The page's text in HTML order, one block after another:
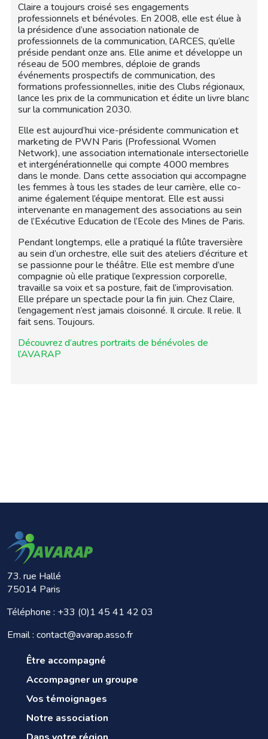
Claire a toujours croisé ses engagements
professionnels et bénévoles. En 2008, elle est élue à
la présidence d’une association nationale de
professionnels de la communication, l’ARCES, qu’elle
préside pendant onze ans. Elle anime et développe un
réseau de 500 membres, déploie de grands
événements prospectifs de communication, des
formations professionnelles, initie des Clubs régionaux,
lance les prix de la communication et édite un livre blanc
sur la communication 2030.
Elle est aujourd’hui vice-présidente communication et
marketing de PWN Paris (Professional Women
Network), une association internationale intersectorielle
et intergénérationnelle qui compte 4000 membres
dans le monde. Dans cette association qui accompagne
les femmes à tous les stades de leur carrière, elle co-
anime également l’équipe mentorat. Elle est aussi
intervenante en management des associations au sein
de l’Exécutive Education de l’Ecole des Mines de Paris.
Pendant longtemps, elle a pratiqué la flûte traversière
au sein d’un orchestre, elle suit des ateliers d’écriture et
se passionne pour le théâtre. Elle est membre d’une
compagnie où elle pratique l’expression corporelle,
travaille sa voix et sa posture, fait de l’improvisation.
Elle prépare un spectacle pour la fin juin. Chez Claire,
l’engagement n’est jamais cloisonné. Il circule. Il relie. Il
fait sens. Toujours.
Découvrez d’autres portraits de bénévoles de
l’AVARAP
73. rue Hallé
75014 Paris
Téléphone : +33 (0)1 45 41 42 03
Email : contact@avarap.asso.fr
Être accompagné
Accompagner un groupe
Vos témoignages
Notre association